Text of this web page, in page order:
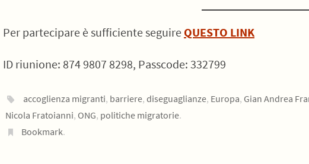
Per partecipare è sufficiente seguire QUESTO LINK
ID riunione: 874 9807 8298, Passcode: 332799
accoglienza migranti, barriere, diseguaglianze, Europa, Gian Andrea
Nicola Fratoianni, ONG, politiche migratorie.
Bookmark.